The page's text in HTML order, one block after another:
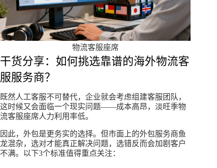
物流客服座席
干货分享：如何挑选靠谱的海外物流客
服服务商？​
既然人工客服不可替代，企业就会考虑组建客服团队，
这时候又会面临一个现实问题——成本高昂，淡旺季物
流客服座席人力利用率低。
因此，外包是更务实的选择。但市面上的外包服务商鱼
龙混杂，选对才能真正解决问题，选错反而会加剧客户
不满。以下3个标准值得重点关注：​